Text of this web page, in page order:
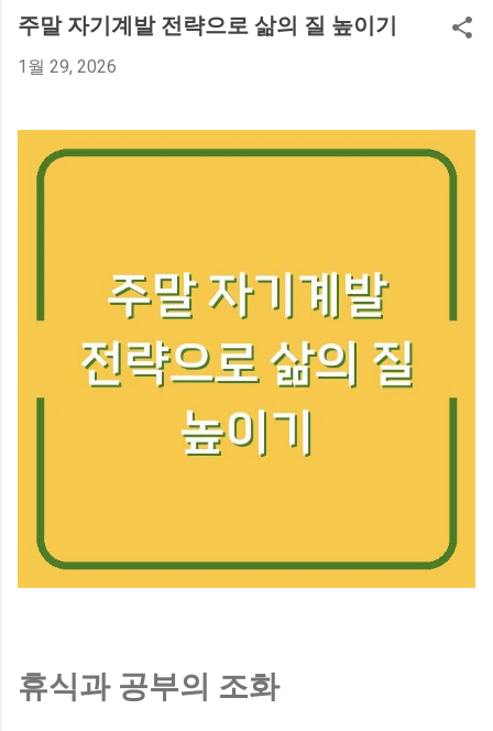
통신사마다 다르게 작동한다는 점을 아는 분은 생각보다 많
이동통신망에서 제공하는 서비스에 가깝습니다. 그래서 휴
해도 실제로 작동하지 않는 경우가 생기는 거죠. 이럴 때는
해당 통신사 고객센터에 직접 요청해서 서비스를 켜야 합니
다. 우리나라 통신 3사(SKT, KT, LG U+)는 대부분 이 서비스
어 있는지 확인해 볼 필요가 있습니다. 통신사마다 서비스
이름이 조금씩 다를 수 있는데, 흔히 '통화 중 대기' 또는 '착
신 전환'과 묶여서 설명되는 경우도 있습니다. 삼성 갤럭시
와 아이폰, 설정 메뉴가 이렇게 달라요 휴대폰 제조사별로
통화 중 대기 설정 경로가 다릅니다. 삼성 갤럭시의 경우 전
화 앱을 열고 우측 상단의 점 세 개(더보기) 메뉴에 들어간
다음, 설정 → 통화 설정 → 통화 중 대기 항목을 찾으면 됩니
주말 자기계발 전략으로 삶의 질 높이기
1월 29, 2026
휴식과 공부의 조화